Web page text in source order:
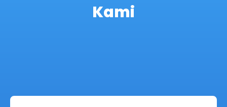
Kami